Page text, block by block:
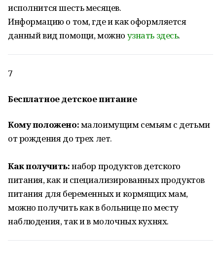
исполнится шесть месяцев.
Информацию о том, где и как оформляется
данный вид помощи, можно узнать здесь.
7
Бесплатное детское питание
Кому положено:малоимущим семьям с детьми
от рождения до трех лет.
Как получить:набор продуктов детского
питания, как и специализированных продуктов
питания для беременных и кормящих мам,
можно получить как в больнице по месту
наблюдения, так и в молочных кухнях.